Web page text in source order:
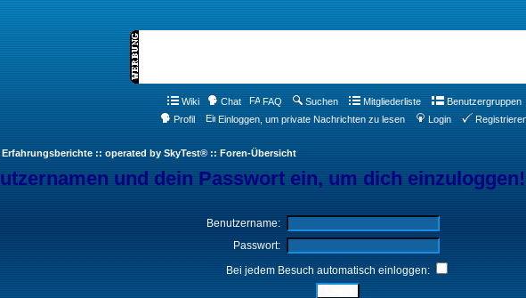
Wiki Chat FAQ Suchen Mitgliederliste
Benutzergruppen
Profil
Einloggen, um private Nachrichten zu lesen Login
:: operated by SkyTest® :: Foren-Übersicht
und dein Passwort ein, um dich einzuloggen!
Benutzername:
Passwort:
Bei jedem Besuch automatisch einloggen: